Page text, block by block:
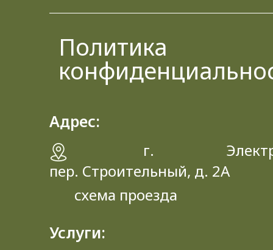
Политика
Адрес:
г.
пер. Строительный, д. 2A
схема проезда
Услуги: